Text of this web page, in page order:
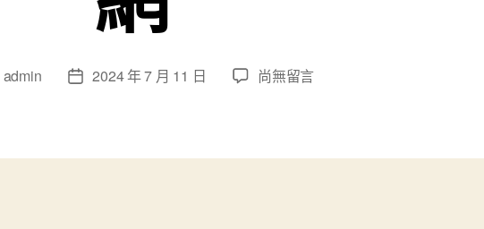
admin
文
日
2024 年 7 月 11 日
在
程”
尚無留言